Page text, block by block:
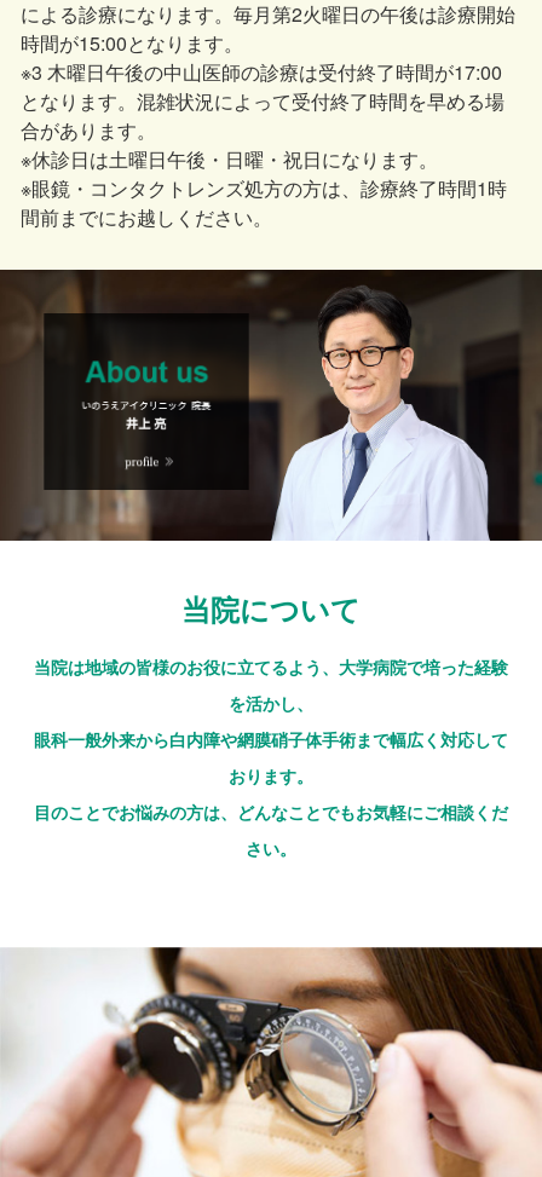
による診療になります。毎月第2火曜日の午後は診療開始
時間が15:00となります。
※3 木曜日午後の中山医師の診療は受付終了時間が17:00
となります。混雑状況によって受付終了時間を早める場
合があります。
※休診日は土曜日午後・日曜・祝日になります。
※眼鏡・コンタクトレンズ処方の方は、診療終了時間1時
間前までにお越しください。
当院について
当院は地域の皆様のお役に立てるよう、大学病院で培った経験
を活かし、
眼科一般外来から白内障や網膜硝子体手術まで幅広く対応して
おります。
目のことでお悩みの方は、どんなことでもお気軽にご相談くだ
さい。